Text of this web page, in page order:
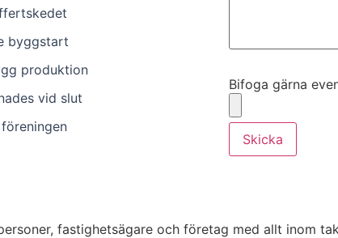
byggstart
produktion
vid slut
Bifoga gärna
Skicka
fastighetsägare och företag med allt inom